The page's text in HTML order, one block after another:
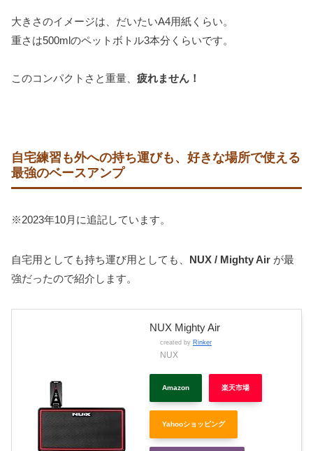
大きさのイメージは、だいたいA4用紙くらい。
重さは500mlのペットボトル3本分くらいです。
このコンパクトさと重量、 疲れません！
自宅練習も外への持ち運びも、好きな場所で使える
最強のベースアンプ
※2023年10月に追記しています。
自宅用としても持ち運び用としても、 NUX / Mighty Air が最
強だったので紹介します。
NUX Mighty Air
created by Rinker
NUX
Amazon 楽天市場
Yahooショッピング